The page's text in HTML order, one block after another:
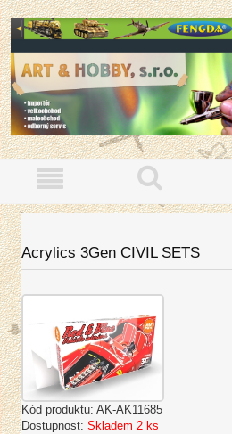
Acrylics 3Gen CIVIL SETS
Kód produktu: AK-AK11685
Dostupnost: Skladem 2 ks